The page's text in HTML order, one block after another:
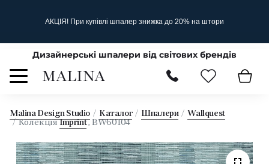
АКЦІЯ! При купівлі шпалер знижка до 20% на штори
Дизайнерські шпалери від світових брендів
Malina Design Studio Каталог Шпалери
Wallquest
Колекція Imprint, BW60104